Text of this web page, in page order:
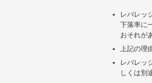
レバレッ
下落率に
おそれが
上記の理
レバレッ
しくは別